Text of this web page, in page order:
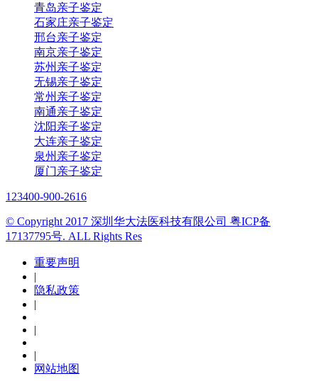
青岛亲子鉴定
石家庄亲子鉴定
邢台亲子鉴定
南京亲子鉴定
苏州亲子鉴定
无锡亲子鉴定
常州亲子鉴定
南通亲子鉴定
沈阳亲子鉴定
大连亲子鉴定
泉州亲子鉴定
厦门亲子鉴定
123400-900-2616
© Copyright 2017 深圳华大法医科技有限公司 粤ICP备
17137795号. ALL Rights Res
重要声明
|
隐私政策
|
|
|
网站地图